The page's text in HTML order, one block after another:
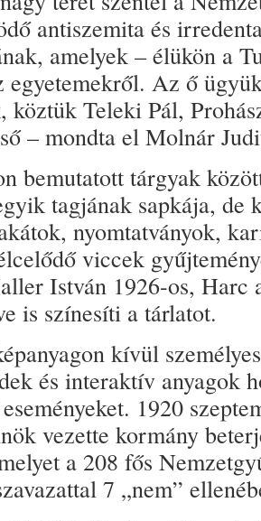
antiszemita és
amelyek – élükön a
egyetemekről. Az ő
köztük Teleki Pál,
– mondta el Molnár
bemutatott tárgyak
tagjának sapkája, de
nyomtatványok,
viccek
István 1926-os, Harc
is színesíti a tárlatot.
kívül
és interaktív anyagok
1920
vezette kormány
a 208 fős
7 „nem”